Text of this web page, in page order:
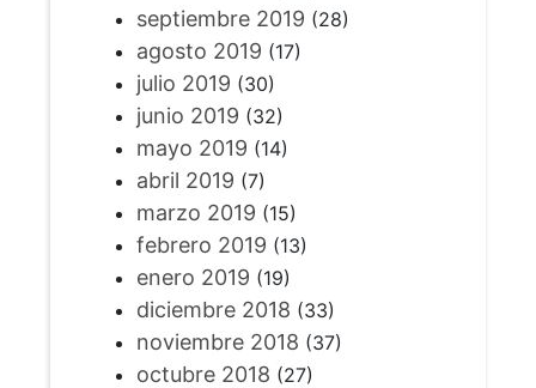
septiembre 2019 (28)
agosto 2019 (17)
julio 2019 (30)
junio 2019 (32)
mayo 2019 (14)
abril 2019 (7)
marzo 2019 (15)
febrero 2019 (13)
enero 2019 (19)
diciembre 2018 (33)
noviembre 2018 (37)
octubre 2018 (27)